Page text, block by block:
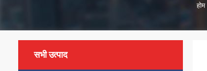
होम
सभी उत्पाद